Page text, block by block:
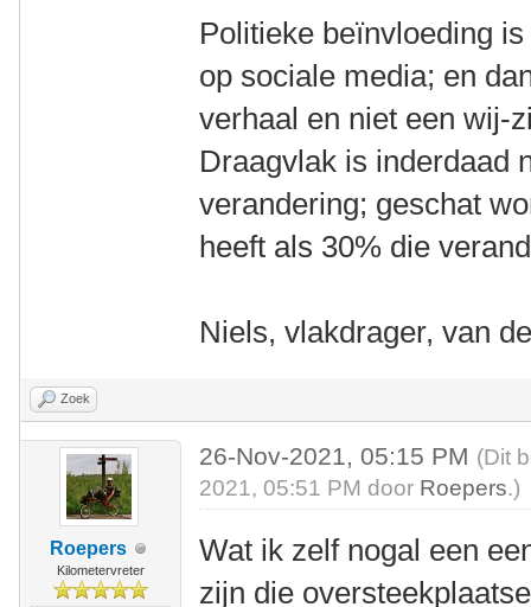
Politieke beïnvloeding
op sociale media; en
verhaal en niet een wij-
Draagvlak is inderdaad
verandering; geschat
heeft als 30% die
Niels, vlakdrager, van
Zoek
Roepers
Kilometervreter
26-Nov-2021, 05:15 PM (Dit
2021, 05:51 PM door Roepers.)
Wat ik zelf nogal een
zijn die